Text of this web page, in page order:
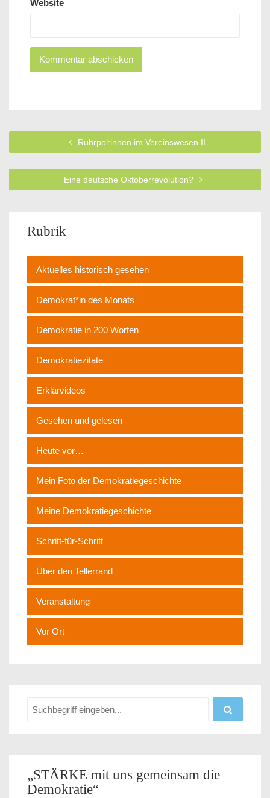
Website
Ruhrpol:innen im Vereinswesen II
Eine deutsche Oktoberrevolution?
Rubrik
Aktuelles historisch gesehen
Demokrat*in des Monats
Demokratie in 200 Worten
Demokratiezitate
Erklärvideos
Gesehen und gelesen
Heute vor…
Mein Foto der Demokratiegeschichte
Meine Demokratiegeschichte
Schritt-für-Schritt
Über den Tellerrand
Veranstaltung
Vor Ort
„STÄRKE mit uns gemeinsam die
Demokratie“